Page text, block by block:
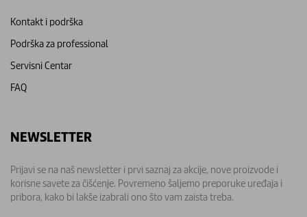
Kontakt i podrška
Podrška za professional
Servisni Centar
FAQ
NEWSLETTER
Prijavi se na naš newsletter i prvi saznaj za akcije, nove proizvode i
korisne savete za čišćenje. Povremeno šaljemo preporuke uređaja i
pribora, kako bi lakše izabrali ono što vam zaista treba.